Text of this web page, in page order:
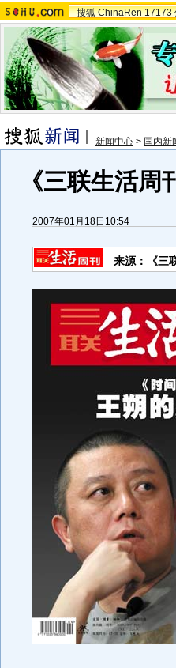
搜狐 ChinaRen 17173
新闻中心 > 国内新
《三联生活
2007年01月18日10:54
来源：《三